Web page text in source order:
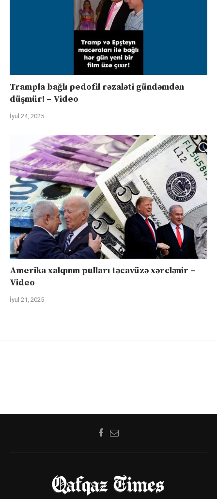
Trampla bağlı pedofil rəzaləti gündəmdən
düşmür! – Video
İyul 24, 2025
Amerika xalqının pulları təcavüzə xərclənir –
Video
İyul 21, 2025